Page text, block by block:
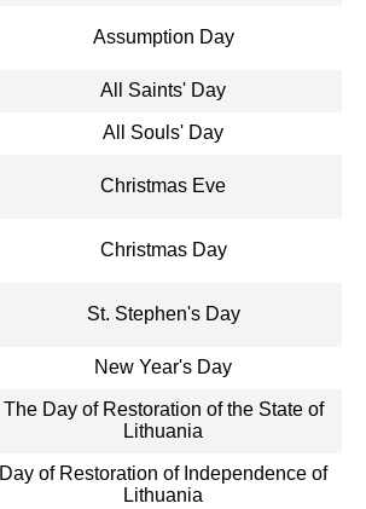
Assumption Day
All Saints' Day
All Souls' Day
Christmas Eve
Christmas Day
St. Stephen's Day
New Year's Day
The Day of Restoration of the State of
Lithuania
Day of Restoration of Independence of
Lithuania